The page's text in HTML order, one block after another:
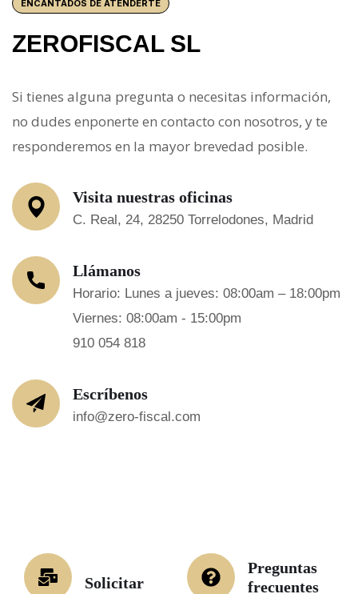
ENCANTADOS DE ATENDERTE
ZEROFISCAL SL
Si tienes alguna pregunta o necesitas información,
no dudes enponerte en contacto con nosotros, y te
responderemos en la mayor brevedad posible.
Visita nuestras oficinas
C. Real, 24, 28250 Torrelodones, Madrid
Llámanos
Horario: Lunes a jueves: 08:00am – 18:00pm
Viernes: 08:00am - 15:00pm
910 054 818
Escríbenos
info@zero-fiscal.com
Solicitar
Preguntas
frecuentes